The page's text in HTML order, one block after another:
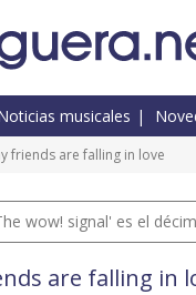
musicales
friends are falling in love
wow! signal' es el
are falling in